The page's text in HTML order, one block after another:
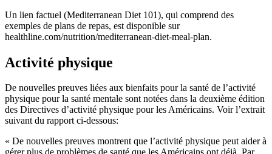
Un lien factuel (Mediterranean Diet 101), qui comprend des
exemples de plans de repas, est disponible sur
healthline.com/nutrition/mediterranean-diet-meal-plan.
Activité physique
De nouvelles preuves liées aux bienfaits pour la santé de l’activité
physique pour la santé mentale sont notées dans la deuxième édition
des Directives d’activité physique pour les Américains. Voir l’extrait
suivant du rapport ci-dessous:
« De nouvelles preuves montrent que l’activité physique peut aider à